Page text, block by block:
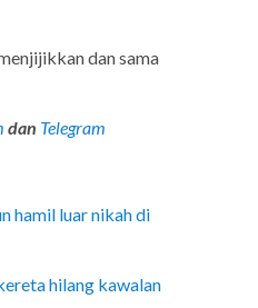
dan sama
dan Telegram
hamil luar nikah di
hilang kawalan